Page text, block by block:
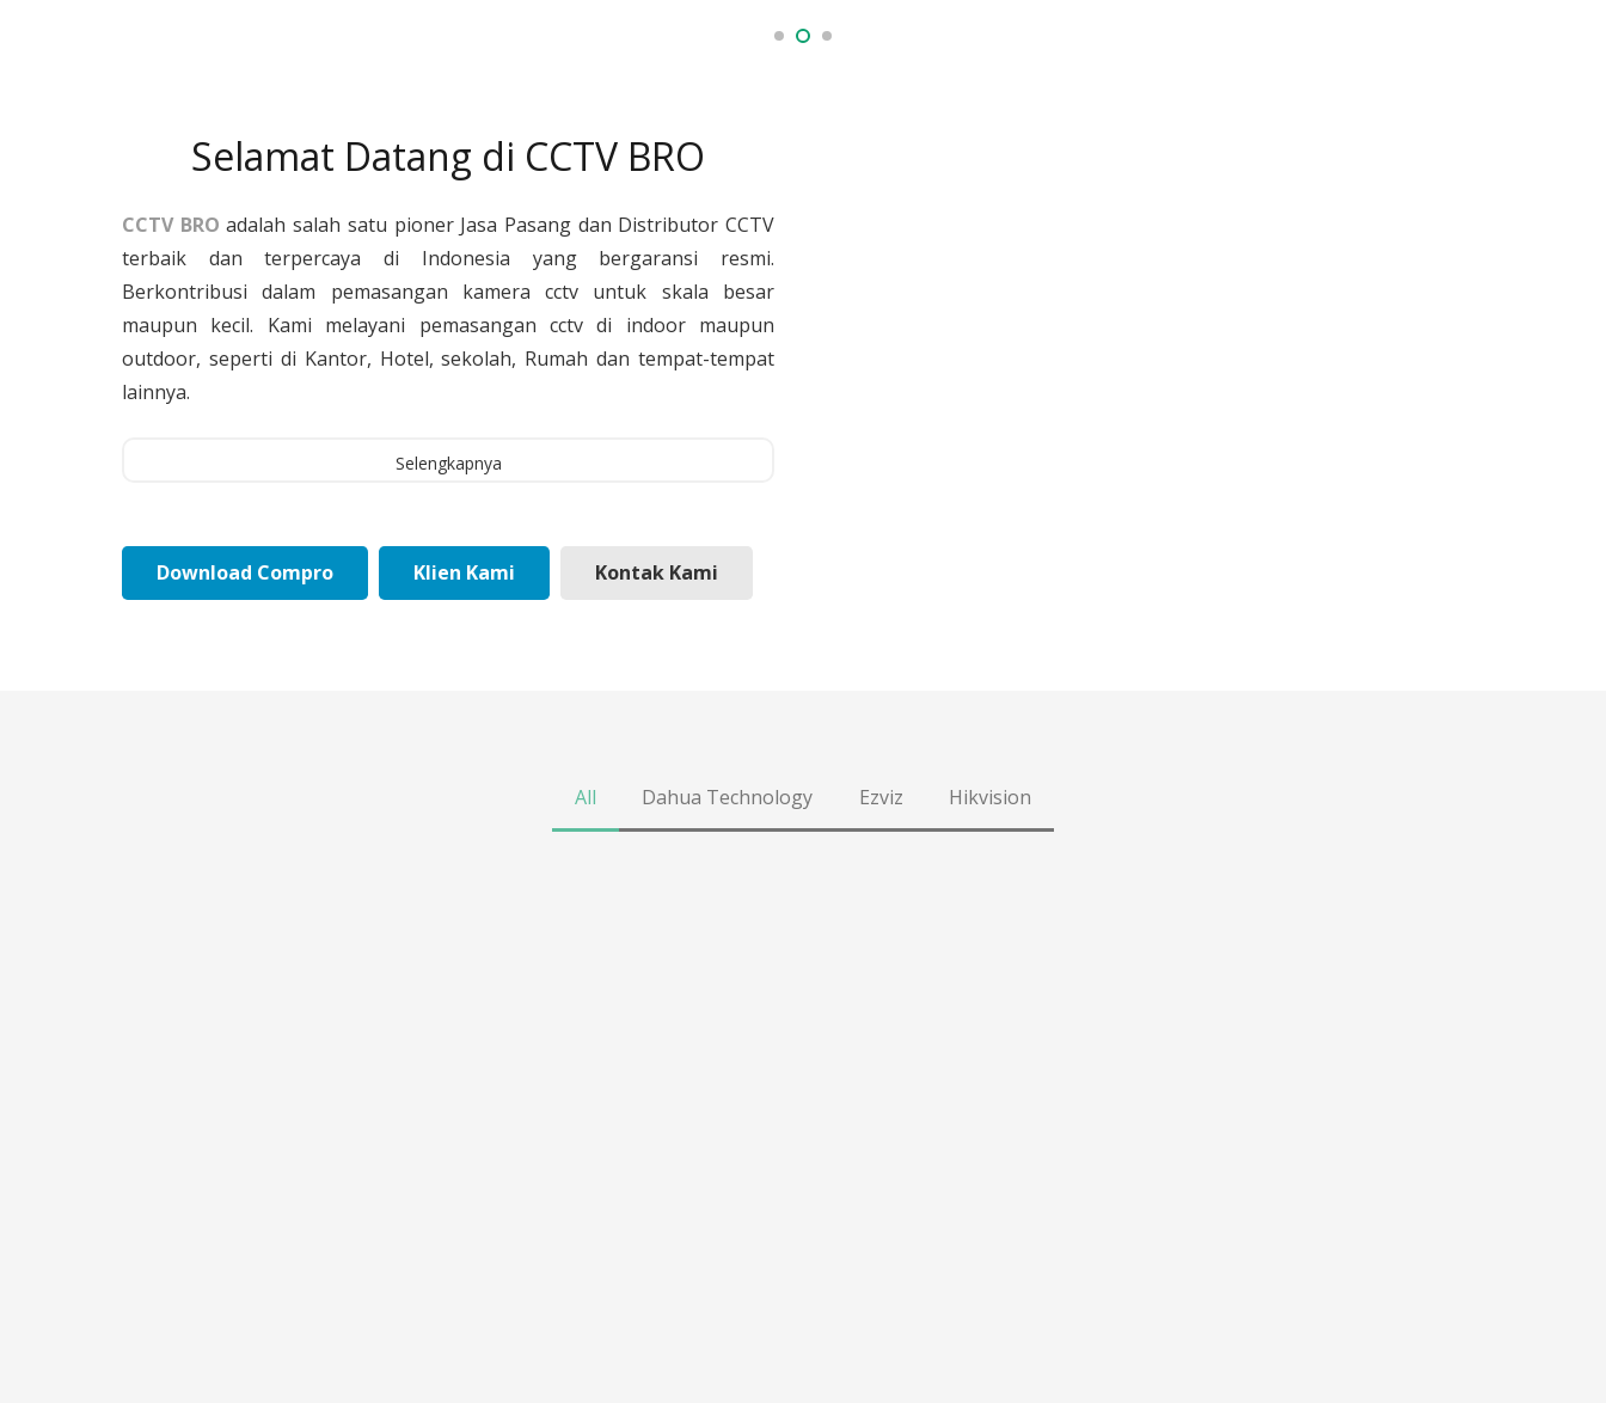
Selamat Datang di CCTV BRO
CCTV BRO adalah salah satu pioner Jasa Pasang dan Distributor CCTV
terbaik dan terpercaya di Indonesia yang bergaransi resmi.
Berkontribusi dalam pemasangan kamera cctv untuk skala besar
maupun kecil. Kami melayani pemasangan cctv di indoor maupun
outdoor, seperti di Kantor, Hotel, sekolah, Rumah dan tempat-tempat
lainnya.
Selengkapnya
Download Compro Klien Kami Kontak Kami
All Dahua Technology Ezviz Hikvision